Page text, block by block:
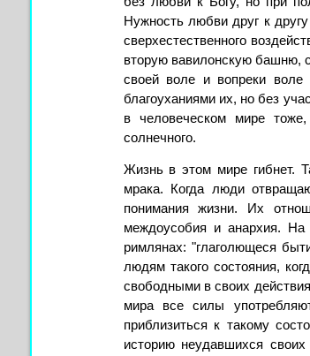
Нужность любви друг к
сверхестественного
вторую вавилонскую башню,
своей воле и вопреки
благоуханиями их, но без
в человеческом мире
солнечного.
Жизнь в этом мире гибнет.
мрака. Когда люди
понимания жизни. Их
междоусобия и анархия. На
римлянах: "глаголющеся
людям такого состояния,
свободными в своих
мира все силы
приблизиться к такому
историю неудавшихся